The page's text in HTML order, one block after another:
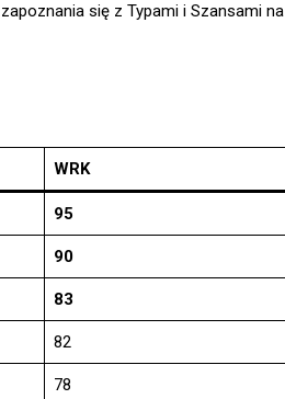
się z Typami i Szansami na
WRK
95
90
83
82
78